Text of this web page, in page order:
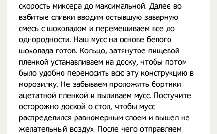
скорость миксера до максимальной. Далее во
взбитые сливки вводим остывшую заварную
смесь с шоколадом и перемешиваем все до
однородности. Наш мусс на основе белого
шоколада готов. Кольцо, затянутое пищевой
пленкой устанавливаем на доску, чтобы потом
было удобно переносить всю эту конструкцию в
морозилку. Не забываем проложить бортики
ацетатной пленкой и выливаем мусс. Постучите
осторожно доской о стол, чтобы мусс
распределился равномерным слоем и вышел не
желательный воздух. После чего отправляем